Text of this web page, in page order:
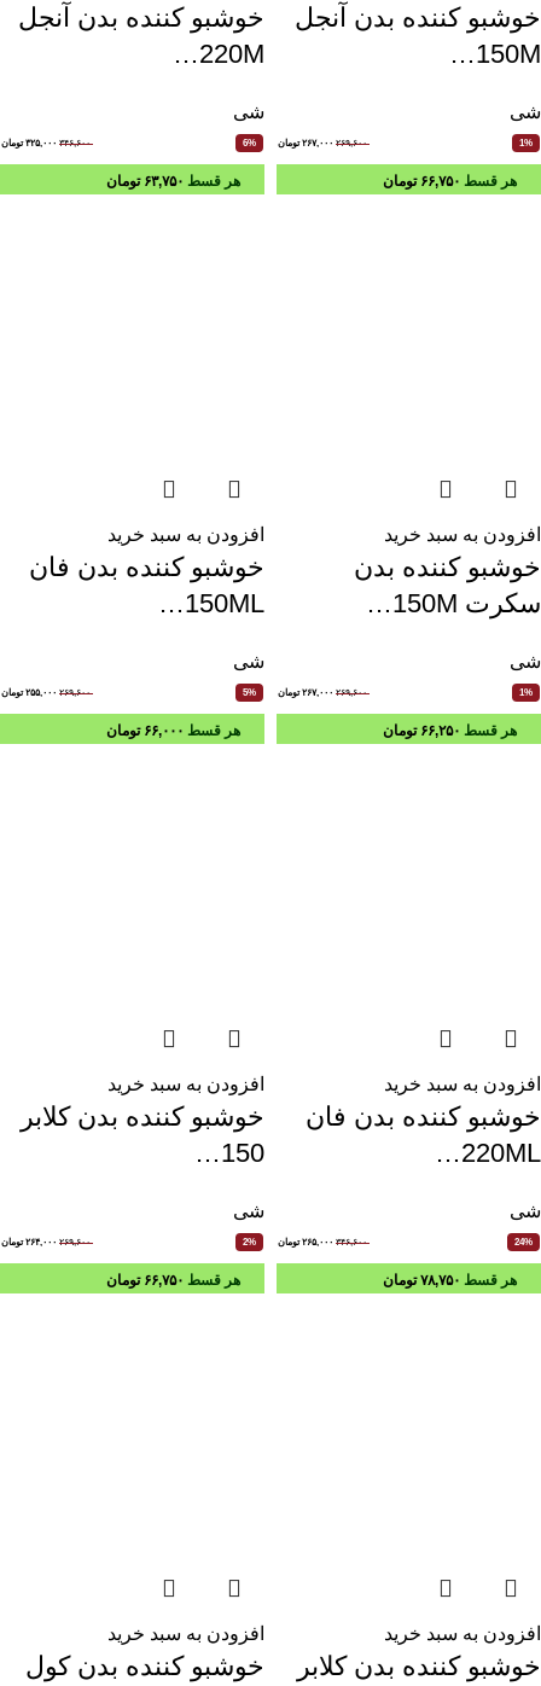
خوشبو کننده بدن آنجل
150M…
شی
1% ۲۶۹,۶۰۰ ۲۶۷,۰۰۰ تومان
خوشبو کننده بدن آنجل
220M…
شی
6% ۳۴۶,۶۰۰ ۳۲۵,۰۰۰ تومان
هر قسط ۶۶,۷۵۰ تومان
افزودن به سبد خرید
خوشبو کننده بدن
سکرت 150M…
شی
1% ۲۶۹,۶۰۰ ۲۶۷,۰۰۰ تومان
هر قسط ۶۳,۷۵۰ تومان
افزودن به سبد خرید
خوشبو کننده بدن فان
150ML…
شی
5% ۲۶۹,۶۰۰ ۲۵۵,۰۰۰ تومان
هر قسط ۶۶,۲۵۰ تومان
افزودن به سبد خرید
خوشبو کننده بدن فان
220ML…
شی
24% ۳۴۶,۶۰۰ ۲۶۵,۰۰۰ تومان
هر قسط ۶۶,۰۰۰ تومان
افزودن به سبد خرید
خوشبو کننده بدن کلابر
150…
شی
2% ۲۶۹,۶۰۰ ۲۶۴,۰۰۰ تومان
هر قسط ۷۸,۷۵۰ تومان
افزودن به سبد خرید
خوشبو کننده بدن کلابر
هر قسط ۶۶,۷۵۰ تومان
افزودن به سبد خرید
خوشبو کننده بدن کول